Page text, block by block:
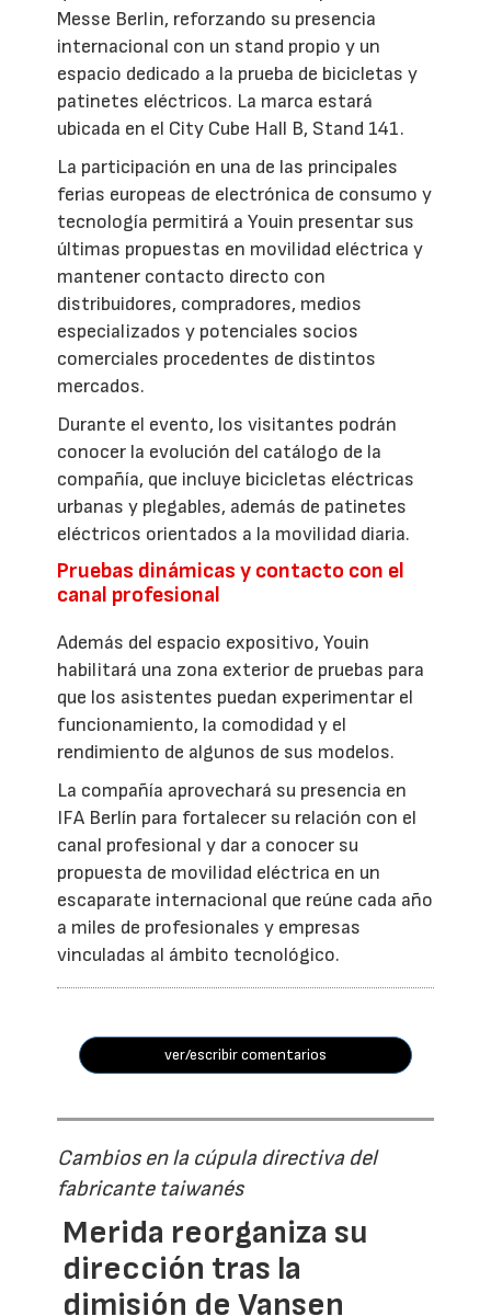
Messe Berlin, reforzando su presencia
internacional con un stand propio y un
espacio dedicado a la prueba de bicicletas y
patinetes eléctricos. La marca estará
ubicada en el City Cube Hall B, Stand 141.
La participación en una de las principales
ferias europeas de electrónica de consumo y
tecnología permitirá a Youin presentar sus
últimas propuestas en movilidad eléctrica y
mantener contacto directo con
distribuidores, compradores, medios
especializados y potenciales socios
comerciales procedentes de distintos
mercados.
Durante el evento, los visitantes podrán
conocer la evolución del catálogo de la
compañía, que incluye bicicletas eléctricas
urbanas y plegables, además de patinetes
eléctricos orientados a la movilidad diaria.
Pruebas dinámicas y contacto con el
canal profesional
Además del espacio expositivo, Youin
habilitará una zona exterior de pruebas para
que los asistentes puedan experimentar el
funcionamiento, la comodidad y el
rendimiento de algunos de sus modelos.
La compañía aprovechará su presencia en
IFA Berlín para fortalecer su relación con el
canal profesional y dar a conocer su
propuesta de movilidad eléctrica en un
escaparate internacional que reúne cada año
a miles de profesionales y empresas
vinculadas al ámbito tecnológico.
ver/escribir comentarios
Cambios en la cúpula directiva del
fabricante taiwanés
Merida reorganiza su
dirección tras la
dimisión de Vansen